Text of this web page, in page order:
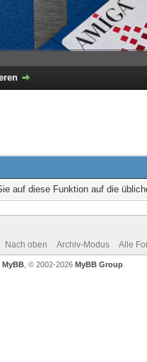
auf diese Funktion auf die
Nach oben Archiv-Modus Alle
MyBB , © 2002-2026 MyBB Group